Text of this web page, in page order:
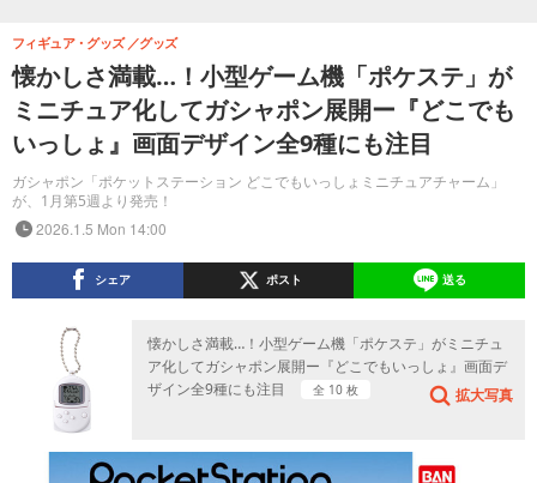
懐かしさ満載…！小型ゲーム機「ポケステ」が
ミニチュア化してガシャポン展開ー『どこでも
いっしょ』画面デザイン全9種にも注目
ガシャポン「ポケットステーション どこでもいっしょミニチュアチャーム」
が、1月第5週より発売！
フィギュア・グッズ グッズ
2026.1.5 Mon 14:00
シェア ポスト 送る
懐かしさ満載…！小型ゲーム機「ポケステ」がミニチュ
ア化してガシャポン展開ー『どこでもいっしょ』画面デ
ザイン全9種にも注目
全 10 枚 拡大写真